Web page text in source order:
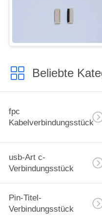
Beliebte
fpc
Kabelverbindungsstück
usb-Art c-
Verbindungsstück
Pin-Titel-
Verbindungsstück